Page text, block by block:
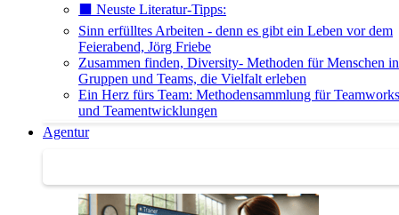
⬛️ Neuste Literatur-Tipps:
Sinn erfülltes Arbeiten - denn es gibt ein Leben vor dem
Feierabend, Jörg Friebe
Zusammen finden, Diversity- Methoden für Menschen in
Gruppen und Teams, die Vielfalt erleben
Ein Herz fürs Team: Methodensammlung für
und Teamentwicklungen
Agentur